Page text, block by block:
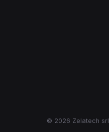
© 2026 Zelatech srl